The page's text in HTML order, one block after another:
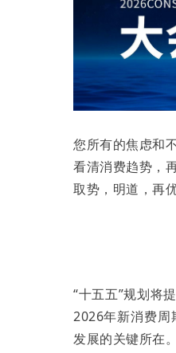
您所有的焦虑和
看清消费趋势，
取势，明道，再优
“十五五”规划将
2026年新消费周
发展的关键所在。